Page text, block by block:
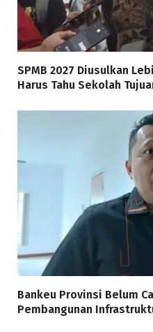
SPMB 2027 Diusulkan
Harus Tahu Sekolah
Bankeu Provinsi Belum
Pembangunan